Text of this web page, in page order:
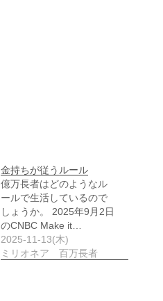
金持ちが従うルール
億万長者はどのようなル
ールで生活しているので
しょうか。 2025年9月2日
のCNBC Make it…
2025-11-13(木)
ミリオネア 百万長者